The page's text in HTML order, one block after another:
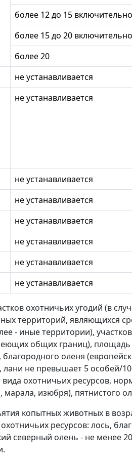
более 12 до 15 включительно
более 15 до 20 включительно
более 20
не устанавливается
не устанавливается
не устанавливается
не устанавливается
не устанавливается
не устанавливается
не устанавливается
не устанавливается
охотничьих угодий (в
территорий, являющихся
- иные территории),
общих границ),
оленя
лани не превышает 5 особей/
охотничьих ресурсов,
марала, изюбря), пятнистого
копытных животных в
ресурсов: лось,
северный олень - не менее